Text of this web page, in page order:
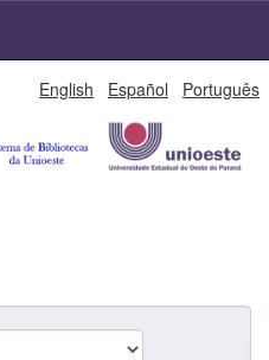
English Español Português